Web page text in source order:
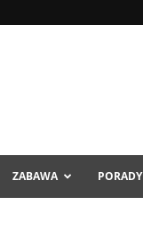
ZABAWA PORADY